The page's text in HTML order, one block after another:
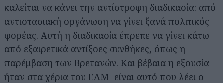
καλείται να κάνει την αντίστροφη διαδικασία: από
αντιστασιακή οργάνωση να γίνει ξανά πολιτικός
φορέας. Αυτή η διαδικασία έπρεπε να γίνει κάτω
από εξαιρετικά αντίξοες συνθήκες, όπως η
παρέμβαση των Βρετανών. Και βέβαια η εξουσία
ήταν στα χέρια του ΕΑΜ- είναι αυτό που λέει ο